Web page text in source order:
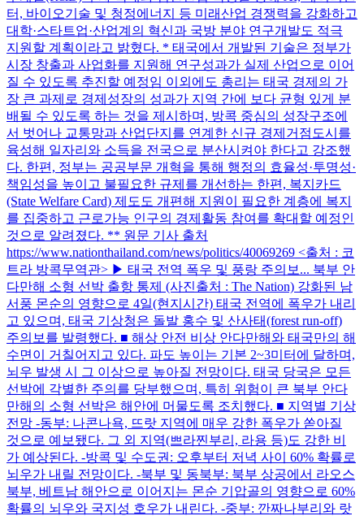
터, 바이오기술 및 청정에너지 등 미래산업 경쟁력을 강화하고
대학·스타트업·산업계의 혁신과 국방 분야 연구개발도 적극
지원할 계획이라고 밝혔다. * 태국에서 개발된 기술은 정부가
시장 창출과 사업화를 지원해 연구성과가 실제 산업으로 이어
질 수 있도록 추진할 예정임 이외에도 총리는 태국 경제의 가
장 큰 과제로 경제성장의 성과가 지역 간에 보다 균형 있게 분
배될 수 있도록 하는 것을 제시하며, 방콕 중심의 성장구조에
서 벗어나 교통망과 산업단지를 연계한 신규 경제거점도시를
육성해 일자리와 소득을 전국으로 분산시켜야 한다고 강조했
다. 한편, 정부는 공공부문 개혁을 통해 행정의 효율성·투명성·
책임성을 높이고 불필요한 규제를 개선하는 한편, 복지카드
(State Welfare Card) 제도도 개편해 지원이 필요한 계층에 복지
를 집중하고 근로가능 인구의 경제활동 참여를 확대할 예정인
것으로 알려졌다. ** 원문 기사 출처
https://www.nationthailand.com/news/politics/40069269 <출처 : 코
트라 방콕무역관> ▶ 태국 전역 폭우 및 풍랑 주의보... 북부 안
다만해 소형 선박 출항 통제 (사진출처 : The Nation) 강화된 남
서풍 몬순의 영향으로 4일(현지시간) 태국 전역에 폭우가 내리
고 있으며, 태국 기상청은 돌발 홍수 및 산사태(forest run-off)
주의보를 발령했다. ■ 해상 안전 비상 안다만해와 태국만의 해
수면이 거칠어지고 있다. 파도 높이는 기본 2~3미터에 달하며,
뇌우 발생 시 그 이상으로 높아질 전망이다. 태국 당국은 모든
선박에 각별한 주의를 당부했으며, 특히 위험이 큰 북부 안다
만해의 소형 선박은 해안에 머물도록 조치했다. ■ 지역별 기상
전망 -동부: 나콘나욕, 뜨랏 지역에 매우 강한 폭우가 쏟아질
것으로 예보됐다. 그 외 지역(쁘라찐부리, 라용 등)도 강한 비
가 예상된다. -방콕 및 수도권: 오후부터 저녁 사이 60% 확률로
뇌우가 내릴 전망이다. -북부 및 동북부: 북부 상공에서 라오스
북부, 베트남 해안으로 이어지는 몬순 기압골의 영향으로 60%
확률의 뇌우와 국지성 호우가 내린다. -중부: 깐짜나부리와 랏